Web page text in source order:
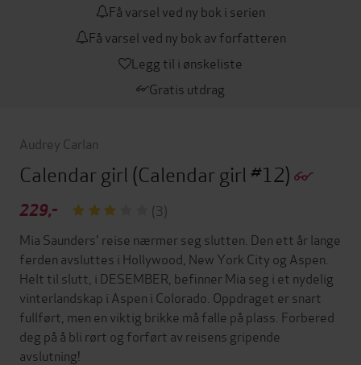
Få varsel ved ny bok i serien
Få varsel ved ny bok av forfatteren
Legg til i ønskeliste
Gratis utdrag
Audrey Carlan
Calendar girl (Calendar girl #12)
229,-
(3)
Mia Saunders' reise nærmer seg slutten. Den ett år lange
ferden avsluttes i Hollywood, New York City og Aspen.
Helt til slutt, i DESEMBER, befinner Mia seg i et nydelig
vinterlandskap i Aspen i Colorado. Oppdraget er snart
fullført, men en viktig brikke må falle på plass. Forbered
deg på å bli rørt og forført av reisens gripende
avslutning!